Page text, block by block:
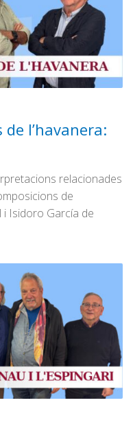
l’havanera:
relacionades
de
i Isidoro García de